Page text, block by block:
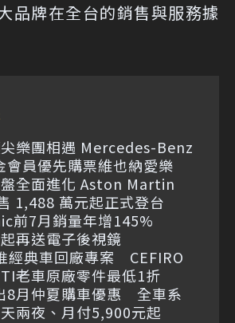
品牌在全台的銷售與服務據
樂團相遇 Mercedes-Benz
會員優先購票維也納愛樂
全面進化 Aston Martin
1,488 萬元起正式登台
前7月銷量年增145%
再送電子後視鏡
經典車回廠專案 CEFIRO
老車原廠零件最低1折
8月仲夏購車優惠 全車系
兩夜、月付5,900元起